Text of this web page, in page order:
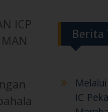
ICP
Berita
IC